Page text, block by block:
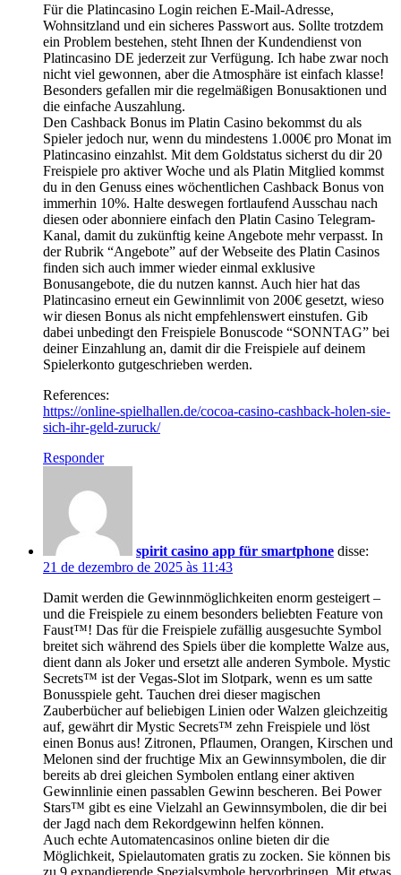
Für die Platincasino Login reichen E-Mail-Adresse,
Wohnsitzland und ein sicheres Passwort aus. Sollte trotzdem
ein Problem bestehen, steht Ihnen der Kundendienst von
Platincasino DE jederzeit zur Verfügung. Ich habe zwar noch
nicht viel gewonnen, aber die Atmosphäre ist einfach klasse!
Besonders gefallen mir die regelmäßigen Bonusaktionen und
die einfache Auszahlung.
Den Cashback Bonus im Platin Casino bekommst du als
Spieler jedoch nur, wenn du mindestens 1.000€ pro Monat im
Platincasino einzahlst. Mit dem Goldstatus sicherst du dir 20
Freispiele pro aktiver Woche und als Platin Mitglied kommst
du in den Genuss eines wöchentlichen Cashback Bonus von
immerhin 10%. Halte deswegen fortlaufend Ausschau nach
diesen oder abonniere einfach den Platin Casino Telegram-
Kanal, damit du zukünftig keine Angebote mehr verpasst. In
der Rubrik “Angebote” auf der Webseite des Platin Casinos
finden sich auch immer wieder einmal exklusive
Bonusangebote, die du nutzen kannst. Auch hier hat das
Platincasino erneut ein Gewinnlimit von 200€ gesetzt, wieso
wir diesen Bonus als nicht empfehlenswert einstufen. Gib
dabei unbedingt den Freispiele Bonuscode “SONNTAG” bei
deiner Einzahlung an, damit dir die Freispiele auf deinem
Spielerkonto gutgeschrieben werden.
References:
https://online-spielhallen.de/cocoa-casino-cashback-holen-sie-
sich-ihr-geld-zuruck/
Responder
spirit casino app für smartphone disse:
21 de dezembro de 2025 às 11:43
Damit werden die Gewinnmöglichkeiten enorm gesteigert –
und die Freispiele zu einem besonders beliebten Feature von
Faust™! Das für die Freispiele zufällig ausgesuchte Symbol
breitet sich während des Spiels über die komplette Walze aus,
dient dann als Joker und ersetzt alle anderen Symbole. Mystic
Secrets™ ist der Vegas-Slot im Slotpark, wenn es um satte
Bonusspiele geht. Tauchen drei dieser magischen
Zauberbücher auf beliebigen Linien oder Walzen gleichzeitig
auf, gewährt dir Mystic Secrets™ zehn Freispiele und löst
einen Bonus aus! Zitronen, Pflaumen, Orangen, Kirschen und
Melonen sind der fruchtige Mix an Gewinnsymbolen, die dir
bereits ab drei gleichen Symbolen entlang einer aktiven
Gewinnlinie einen passablen Gewinn bescheren. Bei Power
Stars™ gibt es eine Vielzahl an Gewinnsymbolen, die dir bei
der Jagd nach dem Rekordgewinn helfen können.
Auch echte Automatencasinos online bieten dir die
Möglichkeit, Spielautomaten gratis zu zocken. Sie können bis
zu 9 expandierende Spezialsymbole hervorbringen. Mit etwas